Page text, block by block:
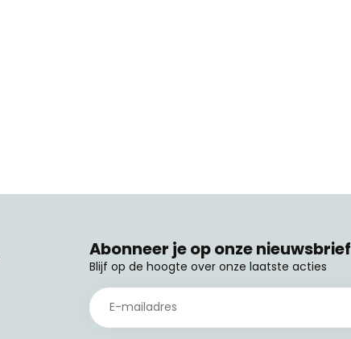
Abonneer je op onze nieuwsbrief
Blijf op de hoogte over onze laatste acties